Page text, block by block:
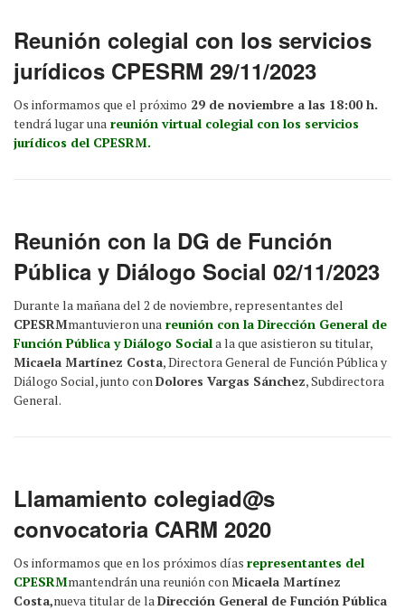
Reunión colegial con los servicios
jurídicos CPESRM 29/11/2023
Os informamos que el próximo 29 de noviembre a las 18:00 h.
tendrá lugar una reunión virtual colegial con los servicios
jurídicos del CPESRM.
Reunión con la DG de Función
Pública y Diálogo Social 02/11/2023
Durante la mañana del 2 de noviembre, representantes del
CPESRMmantuvieron una reunión con la Dirección General de
Función Pública y Diálogo Sociala la que asistieron su titular,
Micaela Martínez Costa, Directora General de Función Pública y
Diálogo Social, junto conDolores Vargas Sánchez, Subdirectora
General.
Llamamiento colegiad@s
convocatoria CARM 2020
Os informamos que en los próximos días representantes del
CPESRMmantendrán una reunión conMicaela Martínez
Costa,nueva titular de laDirección General de Función Pública